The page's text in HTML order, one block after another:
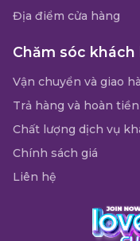
Địa điểm cửa hàng
Chăm sóc khách
Vận chuyển và giao
Trả hàng và hoàn tiền
Chất lượng dịch vụ
Chính sách giá
Liên hệ